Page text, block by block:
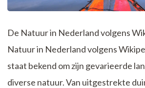
De Natuur in Nederland volgens
Natuur in Nederland volgens
staat bekend om zijn gevarieerde
diverse natuur. Van uitgestrekte